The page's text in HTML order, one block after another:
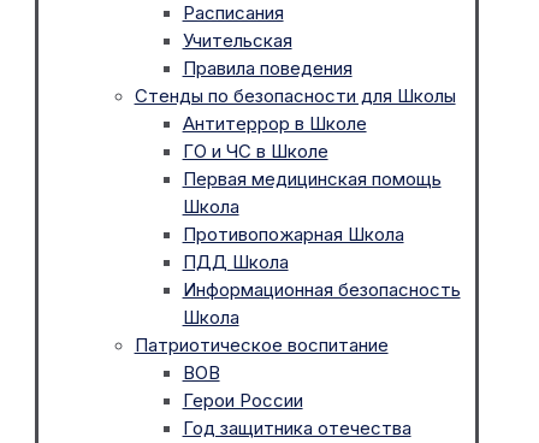
Расписания
Учительская
Правила поведения
Стенды по безопасности для Школы
Антитеррор в Школе
ГО и ЧС в Школе
Первая медицинская помощь
Школа
Противопожарная Школа
ПДД Школа
Информационная безопасность
Школа
Патриотическое воспитание
ВОВ
Герои России
Год защитника отечества